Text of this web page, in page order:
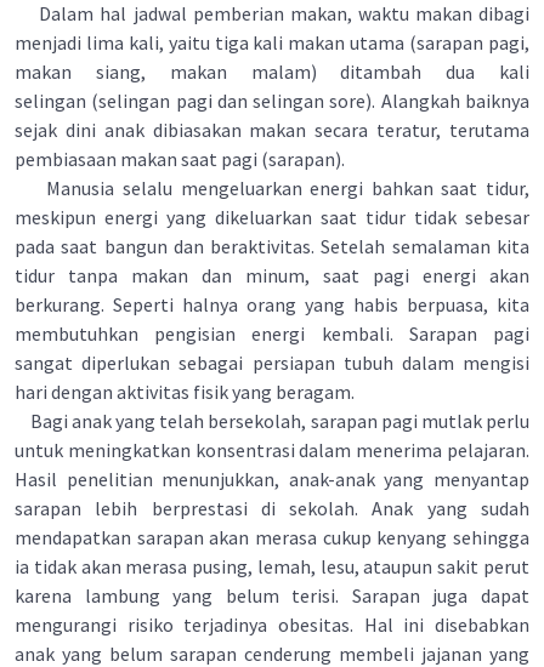
Dalam hal jadwal pemberian makan, waktu makan dibagi
menjadi lima kali, yaitu tiga kali makan utama (sarapan pagi,
makan siang, makan malam) ditambah dua kali
selingan (selingan pagi dan selingan sore). Alangkah baiknya
sejak dini anak dibiasakan makan secara teratur, terutama
pembiasaan makan saat pagi (sarapan).
Manusia selalu mengeluarkan energi bahkan saat tidur,
meskipun energi yang dikeluarkan saat tidur tidak sebesar
pada saat bangun dan beraktivitas. Setelah semalaman kita
tidur tanpa makan dan minum, saat pagi energi akan
berkurang. Seperti halnya orang yang habis berpuasa, kita
membutuhkan pengisian energi kembali. Sarapan pagi
sangat diperlukan sebagai persiapan tubuh dalam mengisi
hari dengan aktivitas fisik yang beragam.
Bagi anak yang telah bersekolah, sarapan pagi mutlak perlu
untuk meningkatkan konsentrasi dalam menerima pelajaran.
Hasil penelitian menunjukkan, anak-anak yang menyantap
sarapan lebih berprestasi di sekolah. Anak yang sudah
mendapatkan sarapan akan merasa cukup kenyang sehingga
ia tidak akan merasa pusing, lemah, lesu, ataupun sakit perut
karena lambung yang belum terisi. Sarapan juga dapat
mengurangi risiko terjadinya obesitas. Hal ini disebabkan
anak yang belum sarapan cenderung membeli jajanan yang